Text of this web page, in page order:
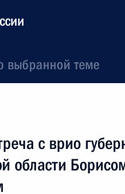
выбранной теме
с врио
области